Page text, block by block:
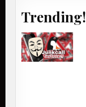
Trending!